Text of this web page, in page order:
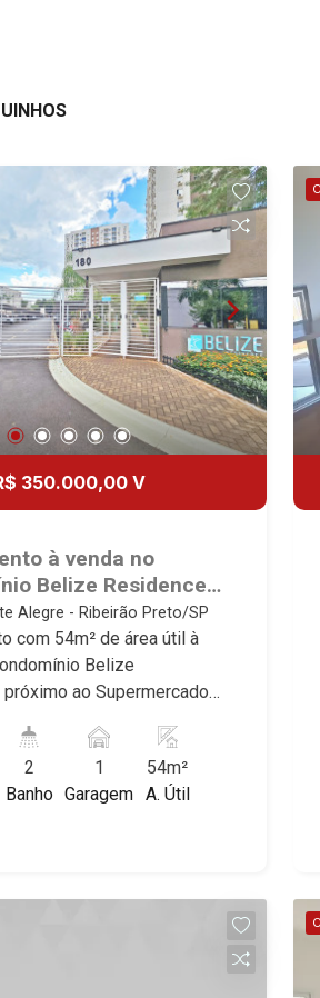
350.000,00 V
à venda no
Belize Residence,
Supermercados
Preto/SP.
Alegre - Ribeirão Preto/SP
com 54m² de área útil à
Belize
próximo ao Supermercados
as
deste imóvel que a
selecionou para
planejadas - Sacada - 1
2
Banho
1
Garagem
54m²
A. Útil